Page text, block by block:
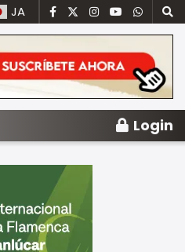
JA
Login